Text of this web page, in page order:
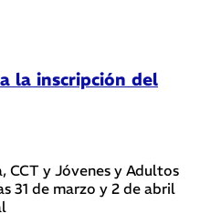
la inscripción del
CCT y Jóvenes y Adultos
31 de marzo y 2 de abril